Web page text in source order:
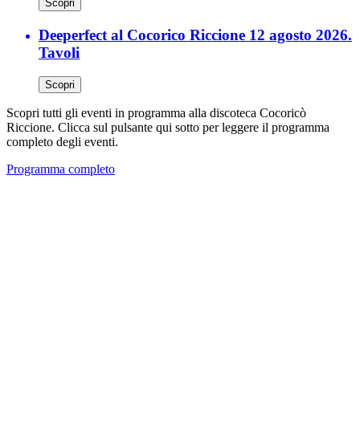
Scopri
Deeperfect al Cocorico Riccione 12 agosto 2026.
Tavoli
Scopri
Scopri tutti gli eventi in programma alla discoteca Cocoricò
Riccione. Clicca sul pulsante qui sotto per leggere il programma
completo degli eventi.
Programma completo